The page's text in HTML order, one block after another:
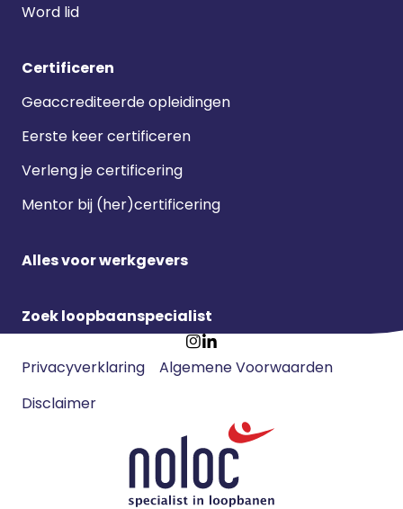
Word lid
Certificeren
Geaccrediteerde opleidingen
Eerste keer certificeren
Verleng je certificering
Mentor bij (her)certificering
Alles voor werkgevers
Zoek loopbaanspecialist
GaGa
Footer
navigatie
Privacyverklaring
Algemene Voorwaarden
Disclaimer